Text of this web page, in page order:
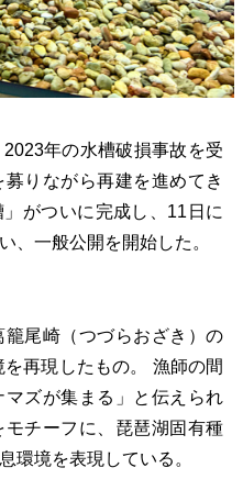
年の水槽破損事故を受
りながら再建を進めてき
がついに完成し、11日に
、一般公開を開始した。
尾崎（つづらおざき）の
再現したもの。 漁師の間
ズが集まる」と伝えられ
チーフに、琵琶湖固有種
環境を表現している。